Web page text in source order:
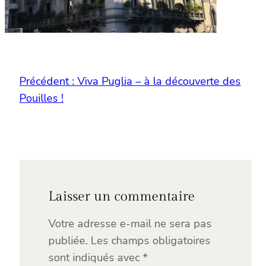
Précédent : Viva Puglia – à la découverte des
Pouilles !
Laisser un commentaire
Votre adresse e-mail ne sera pas
publiée. Les champs obligatoires
sont indiqués avec *